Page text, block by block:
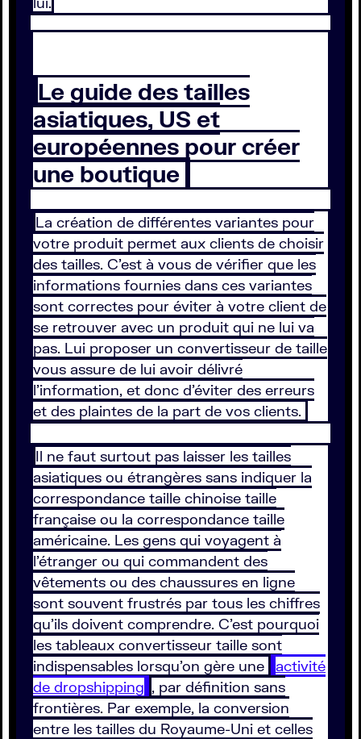
Le guide des tailles
asiatiques, US et
européennes pour créer
une boutique
La création de différentes variantes pour
votre produit permet aux clients de choisir
des tailles. C’est à vous de vérifier que les
informations fournies dans ces variantes
sont correctes pour éviter à votre client de
se retrouver avec un produit qui ne lui va
pas. Lui proposer un convertisseur de taille
vous assure de lui avoir délivré
l’information, et donc d’éviter des erreurs
et des plaintes de la part de vos clients.
Il ne faut surtout pas laisser les tailles
asiatiques ou étrangères sans indiquer la
correspondance taille chinoise taille
française ou la correspondance taille
américaine. Les gens qui voyagent à
l’étranger ou qui commandent des
vêtements ou des chaussures en ligne
sont souvent frustrés par tous les chiffres
qu’ils doivent comprendre. C’est pourquoi
les tableaux convertisseur taille sont
indispensables lorsqu’on gère une
activité
de dropshipping , par définition sans
frontières. Par exemple, la conversion
entre les tailles du Royaume-Uni et celles